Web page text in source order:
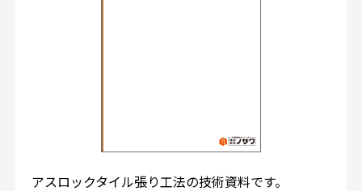
アスロックタイル張り工法の技術資料です。